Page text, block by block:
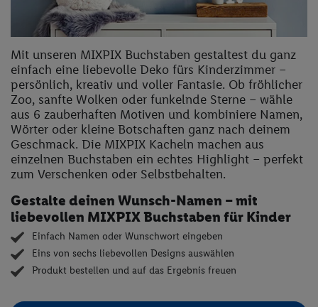
Mit unseren MIXPIX Buchstaben gestaltest du ganz
einfach eine liebevolle Deko fürs Kinderzimmer –
persönlich, kreativ und voller Fantasie. Ob fröhlicher
Zoo, sanfte Wolken oder funkelnde Sterne – wähle
aus 6 zauberhaften Motiven und kombiniere Namen,
Wörter oder kleine Botschaften ganz nach deinem
Geschmack. Die MIXPIX Kacheln machen aus
einzelnen Buchstaben ein echtes Highlight – perfekt
zum Verschenken oder Selbstbehalten.
Gestalte deinen Wunsch-Namen – mit
liebevollen MIXPIX Buchstaben für Kinder
Einfach Namen oder Wunschwort eingeben
Eins von sechs liebevollen Designs auswählen
Produkt bestellen und auf das Ergebnis freuen